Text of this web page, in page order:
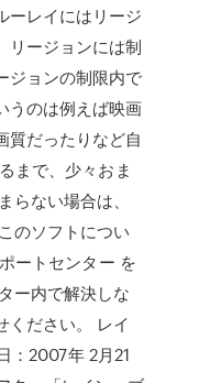
ーレイにはリージ
リージョンには制
ジョンの制限内で
うのは例えば映画
質だったりなど自
まで、少々おま
らない場合は、
のソフトについ
ートセンター を
ー内で解決しな
ください。 レイ
：2007年 2月21